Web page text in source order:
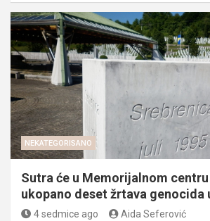
NEKATEGORISANO
Sutra će u Memorijalnom
ukopano deset žrtava genocida
4 sedmice ago Aida Seferović